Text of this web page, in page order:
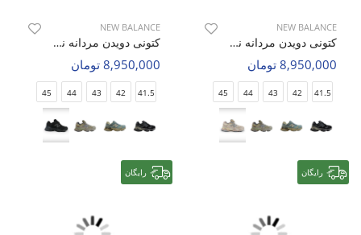
NEW BALANCE
کتونی دویدن مردانه نیو بالانس 9060 M
8,950,000 تومان
41.5
42
43
44
45
NEW BALANCE
کتونی دویدن مردانه نیو بالانس 9060 M
8,950,000 تومان
41.5
42
43
44
45
رایگان رایگان